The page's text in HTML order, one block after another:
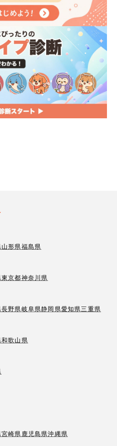
山形県福島県
東京都神奈川県
長野県岐阜県静岡県愛知県三重県
和歌山県
宮崎県 鹿児島県沖縄県